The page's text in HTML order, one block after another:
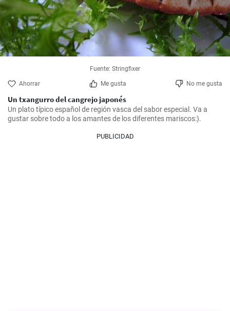
Fuente: Stringfixer
Ahorrar Me gusta No me gusta
Un txangurro del cangrejo japonés
Un plato típico español de región vasca del sabor especial. Va a
gustar sobre todo a los amantes de los diferentes mariscos:).
PUBLICIDAD